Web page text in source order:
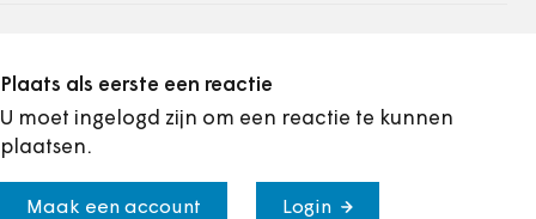
Plaats als eerste een reactie
U moet ingelogd zijn om een reactie te kunnen
plaatsen.
Maak een account Login